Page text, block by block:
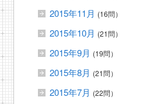
2015年11月 (16問）
2015年10月 (21問）
2015年9月 (19問）
2015年8月 (21問）
2015年7月 (22問）